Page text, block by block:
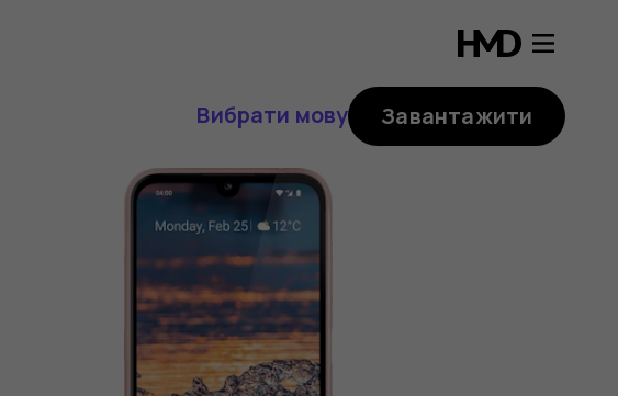
Вибрати мову Завантажити